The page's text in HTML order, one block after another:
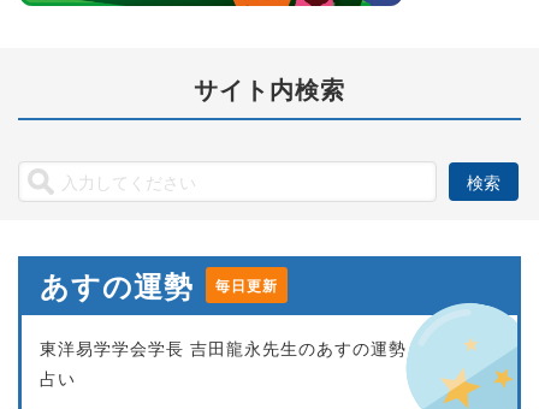
サイト内検索
あすの運勢 毎日更新
東洋易学学会学長 吉田龍永先生のあすの運勢
占い